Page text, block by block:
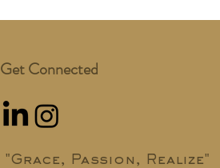
Get Connected
"Grace, Passion, Realize"